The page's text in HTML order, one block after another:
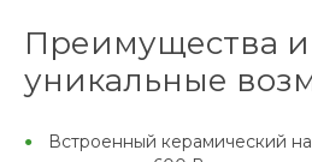
Преимущества и
уникальные
Встроенный керамический